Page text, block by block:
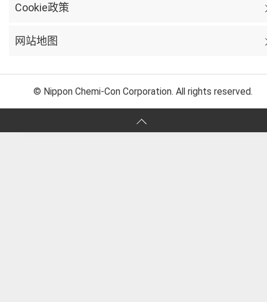
Cookie政策
网站地图
© Nippon Chemi-Con Corporation. All rights reserved.